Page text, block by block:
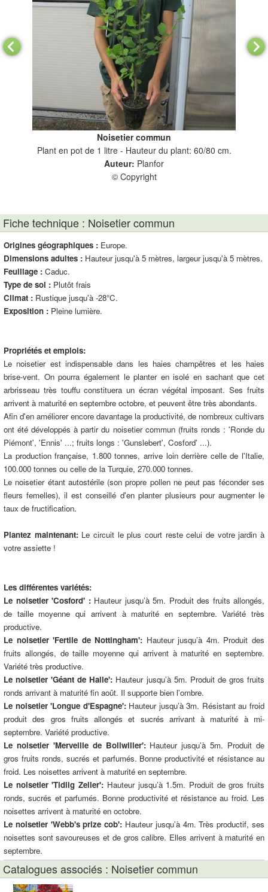
Noisetier commun
Plant en pot de 1 litre - Hauteur du plant: 60/80 cm.
Auteur: Planfor
© Copyright
Fiche technique : Noisetier commun
Origines géographiques : Europe.
Dimensions adultes : Hauteur jusqu'à 5 mètres, largeur jusqu'à 5 mètres.
Feuillage : Caduc.
Type de sol : Plutôt frais
Climat : Rustique jusqu'à -28°C.
Exposition : Pleine lumière.
Propriétés et emplois:
Le noisetier est indispensable dans les haies champêtres et les haies
brise-vent. On pourra également le planter en isolé en sachant que cet
arbrisseau très touffu constituera un écran végétal imposant. Ses fruits
arrivent à maturité en septembre octobre, et peuvent être très abondants.
Afin d'en améliorer encore davantage la productivité, de nombreux cultivars
ont été développés à partir du noisetier commun (fruits ronds : 'Ronde du
Piémont', 'Ennis' ...; fruits longs : 'Gunslebert', Cosford' ...).
La production française, 1.800 tonnes, arrive loin derrière celle de l'Italie,
100.000 tonnes ou celle de la Turquie, 270.000 tonnes.
Le noisetier étant autostérile (son propre pollen ne peut pas féconder ses
fleurs femelles), il est conseillé d'en planter plusieurs pour augmenter le
taux de fructification.
Plantez maintenant:Le circuit le plus court reste celui de votre jardin à
votre assiette !
Les différentes variétés:
Le noisetier 'Cosford' : Hauteur jusqu’à 5m. Produit des fruits allongés,
de taille moyenne qui arrivent à maturité en septembre. Variété très
productive.
Le noisetier 'Fertile de Nottingham': Hauteur jusqu’à 4m. Produit des
fruits allongés, de taille moyenne qui arrivent à maturité en septembre.
Variété très productive.
Le noisetier 'Géant de Halle': Hauteur jusqu’à 5m. Produit de gros fruits
ronds arrivant à maturité fin août. Il supporte bien l'ombre.
Le noisetier 'Longue d'Espagne':Hauteur jusqu’à 3m. Résistant au froid
produit des gros fruits allongés et sucrés arrivant à maturité à mi-
septembre. Variété productive.
Le noisetier 'Merveille de Bollwiller':Hauteur jusqu’à 5m. Produit de
gros fruits ronds, sucrés et parfumés. Bonne productivité et résistance au
froid. Les noisettes arrivent à maturité en septembre.
Le noisetier 'Tidlig Zeller': Hauteur jusqu’à 1.5m. Produit de gros fruits
ronds, sucrés et parfumés. Bonne productivité et résistance au froid. Les
noisettes arrivent à maturité en octobre.
Le noisetier 'Webb's prize cob': Hauteur jusqu’à 4m. Très productif, ses
noisettes sont savoureuses et de gros calibre. Elles arrivent à maturité en
septembre.
Catalogues associés : Noisetier commun